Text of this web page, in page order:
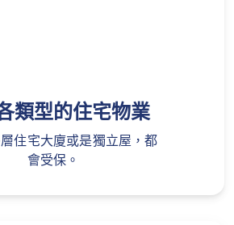
類型的住宅物業
住宅大廈或是獨立屋，都
會受保。